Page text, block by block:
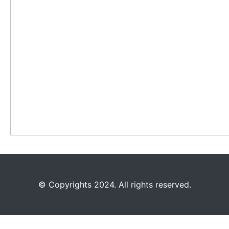
©️ Copyrights 2024. All rights reserved.